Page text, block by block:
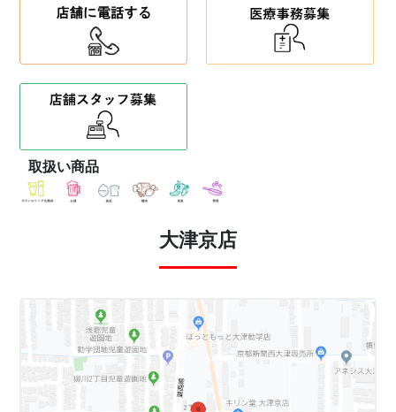
取扱い商品
大津京店